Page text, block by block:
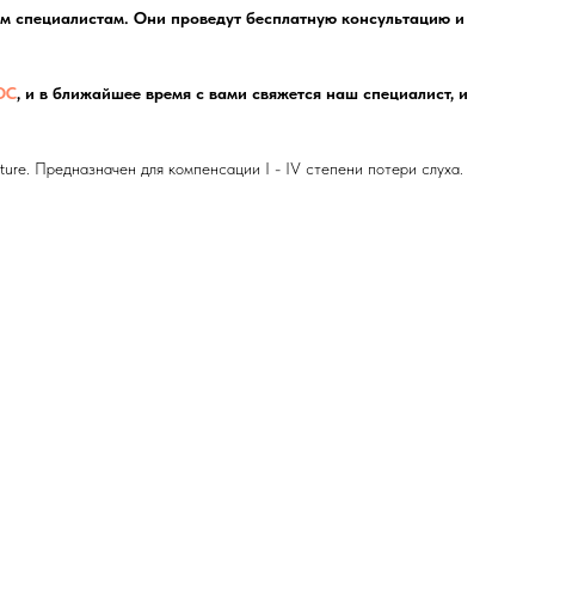
специалистам. Они проведут бесплатную консультацию и
, и в ближайшее время с вами свяжется наш специалист, и
Предназначен для компенсации I - IV степени потери слуха.